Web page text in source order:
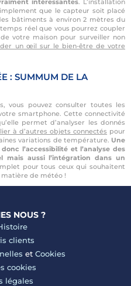
intéressantes. L’installation
que le capteur soit placé
bâtiments à environ 2 mètres du
réel que vous pourrez coupler
votre maison pour surveiller non
un œil sur le bien-être de votre
: SUMMUM DE LA
vous pouvez consulter toutes les
smartphone. Cette connectivité
permet d’analyser les donnés
à d’autres objets connectés pour
variations de température. Une
l’accessibilité et l’analyse des
mais aussi l’intégration dans un
pour tous ceux qui souhaitent
matière de météo !
NOUS ?
clients
et Cookies
cookies
légales